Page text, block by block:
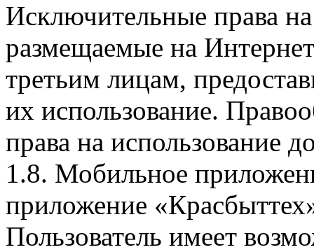
Исключительные права
размещаемые на
третьим лицам,
их использование.
права на использование
1.8. Мобильное
приложение
Пользователь имеет